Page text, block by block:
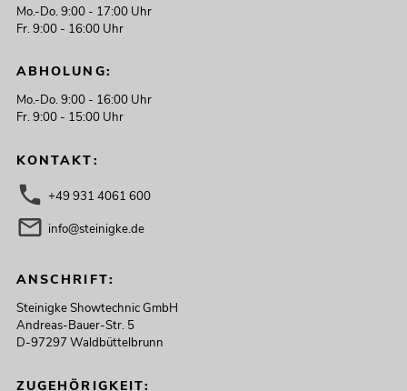
Mo.-Do. 9:00 - 17:00 Uhr
Fr. 9:00 - 16:00 Uhr
ABHOLUNG:
Mo.-Do. 9:00 - 16:00 Uhr
Fr. 9:00 - 15:00 Uhr
KONTAKT:
+49 931 4061 600
info@steinigke.de
ANSCHRIFT:
Steinigke Showtechnic GmbH
Andreas-Bauer-Str. 5
D-97297 Waldbüttelbrunn
ZUGEHÖRIGKEIT: